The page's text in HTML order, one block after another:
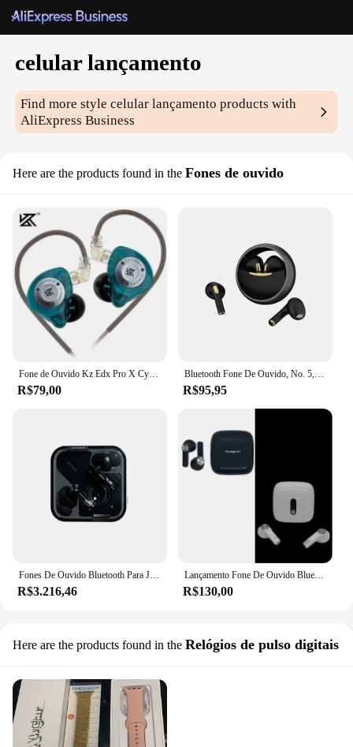
celular lançamento
Find more stylecelular lançamento products with
AliExpress Business
Here are the products found in the Fones de ouvido
Fone de Ouvido Kz Edx Pro X Cyan lançamento
R$79,00
Bluetooth Fone De Ouvido, No. 5, No. 5, No. 5, No. 5, No. 5
R$95,95
Fones De Ouvido Bluetooth Para Jogos, Verdadeiros Fones De Ouvido Sem Fio, Redução De Ruído, Baixa Latência, Lançamento De Novo Produto, Ouvido Diário, terceira Geração
R$3.216,46
Lançamento Fone De Ouvido Bluetooth Para Celular Sumexr Sly-40
R$130,00
Here are the products found in the Relógios de pulso digitais